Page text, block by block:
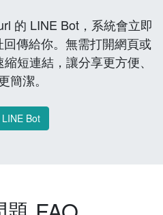
的 LINE Bot，系統會立即
傳給你。無需打開網頁或
短連結，讓分享更方便、
簡潔。
Bot